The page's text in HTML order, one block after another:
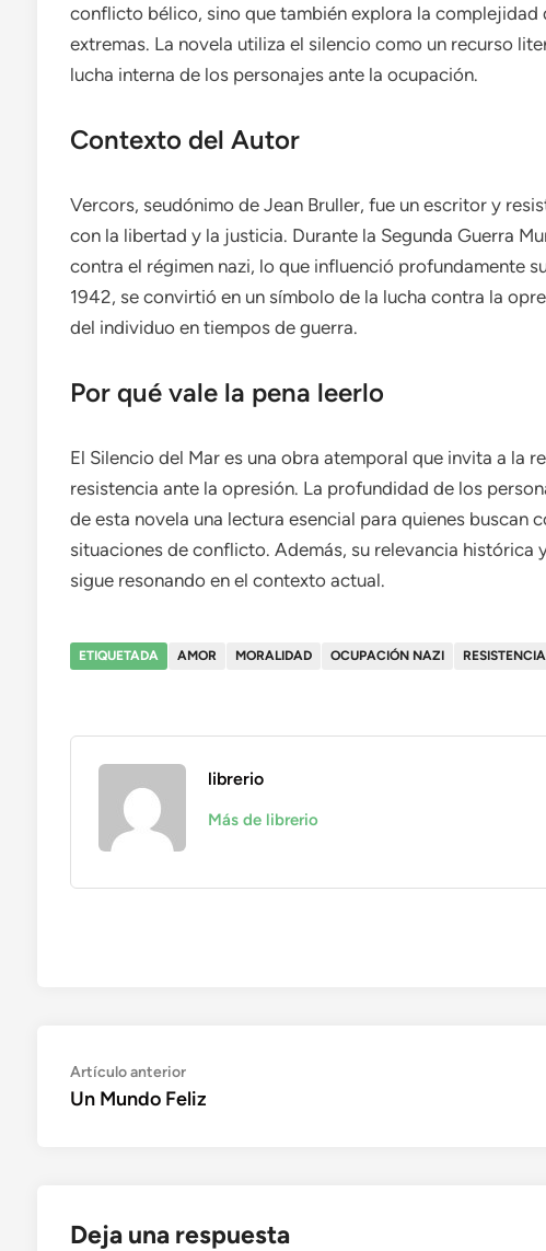
conflicto bélico, sino que también explora la complejidad
extremas. La novela utiliza el silencio como un recurso
lucha interna de los personajes ante la ocupación.
Contexto del Autor
Vercors, seudónimo de Jean Bruller, fue un escritor y
con la libertad y la justicia. Durante la Segunda Guerra
contra el régimen nazi, lo que influenció profundamente
1942, se convirtió en un símbolo de la lucha contra la
del individuo en tiempos de guerra.
Por qué vale la pena leerlo
El Silencio del Mar es una obra atemporal que invita a la
resistencia ante la opresión. La profundidad de los
de esta novela una lectura esencial para quienes buscan
situaciones de conflicto. Además, su relevancia histórica
sigue resonando en el contexto actual.
ETIQUETADA AMOR MORALIDAD OCUPACIÓN NAZI RESISTENCIA
librerio
Más de librerio
Navegación
de
Artículo anteriorArtículo
anterior:
Un Mundo Feliz
Deja una respuesta